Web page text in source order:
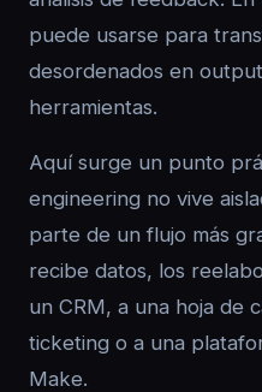
puede usarse para
desordenados en
herramientas.
Aquí surge un punto
engineering no vive
parte de un flujo más
recibe datos, los
un CRM, a una hoja de
ticketing o a una
Make.